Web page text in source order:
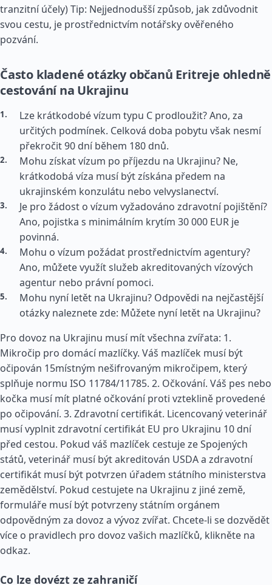
tranzitní účely) Tip: Nejjednodušší způsob, jak zdůvodnit
svou cestu, je prostřednictvím notářsky ověřeného
pozvání.
Často kladené otázky občanů Eritreje ohledně
cestování na Ukrajinu
Lze krátkodobé vízum typu C prodloužit? Ano, za
určitých podmínek. Celková doba pobytu však nesmí
překročit 90 dní během 180 dnů.
Mohu získat vízum po příjezdu na Ukrajinu? Ne,
krátkodobá víza musí být získána předem na
ukrajinském konzulátu nebo velvyslanectví.
Je pro žádost o vízum vyžadováno zdravotní pojištění?
Ano, pojistka s minimálním krytím 30 000 EUR je
povinná.
Mohu o vízum požádat prostřednictvím agentury?
Ano, můžete využít služeb akreditovaných vízových
agentur nebo právní pomoci.
Mohu nyní letět na Ukrajinu? Odpovědi na nejčastější
otázky naleznete zde: Můžete nyní letět na Ukrajinu?
Pro dovoz na Ukrajinu musí mít všechna zvířata: 1.
Mikročip pro domácí mazlíčky. Váš mazlíček musí být
očipován 15místným nešifrovaným mikročipem, který
splňuje normu ISO 11784/11785. 2. Očkování. Váš pes nebo
kočka musí mít platné očkování proti vzteklině provedené
po očipování. 3. Zdravotní certifikát. Licencovaný veterinář
musí vyplnit zdravotní certifikát EU pro Ukrajinu 10 dní
před cestou. Pokud váš mazlíček cestuje ze Spojených
států, veterinář musí být akreditován USDA a zdravotní
certifikát musí být potvrzen úřadem státního ministerstva
zemědělství. Pokud cestujete na Ukrajinu z jiné země,
formuláře musí být potvrzeny státním orgánem
odpovědným za dovoz a vývoz zvířat. Chcete-li se dozvědět
více o pravidlech pro dovoz vašich mazlíčků, klikněte na
odkaz.
Co lze dovézt ze zahraničí